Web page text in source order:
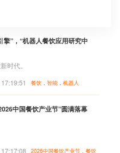
擎”，“机器人餐饮应用研究中
时代。
餐饮，智能，机器人
中国餐饮产业节”圆满落幕
2026中国餐饮产业节，餐饮